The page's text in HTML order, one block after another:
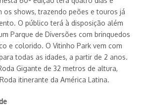
os shows, trazendo peões e touros já
O público terá à disposição além
Parque de Diversões com brinquedos
e colorido. O Vitinho Park vem com
todas as idades, a partir de 2 anos.
Gigante de 32 metros de altura,
itinerante da América Latina.